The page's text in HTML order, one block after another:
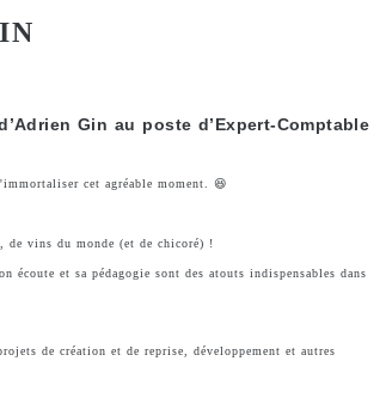
Gin au poste d’Expert-Comptable
cet agréable moment. 😆
vins du monde (et de chicoré) !
écoute et sa pédagogie sont des atouts indispensables dans
de création et de reprise, développement et autres